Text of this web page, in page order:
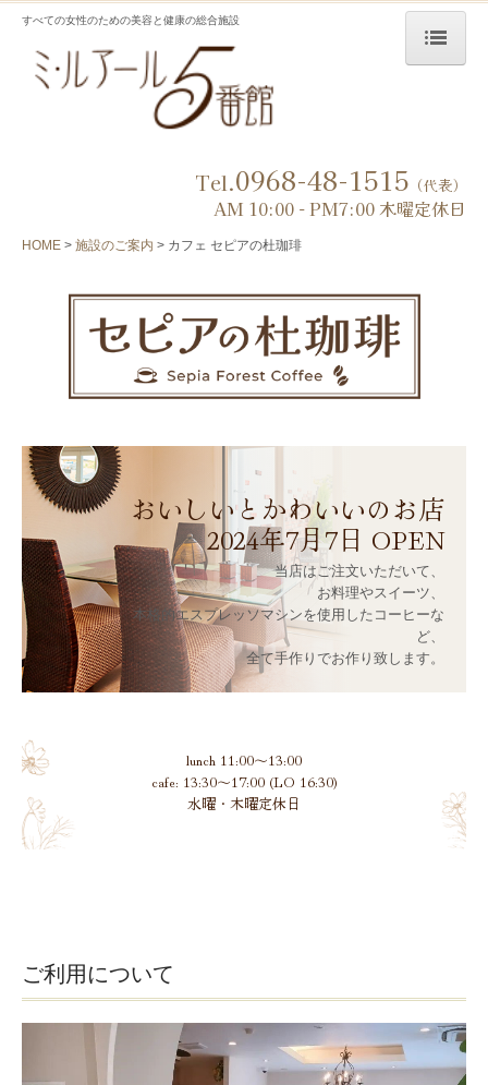
HOME
リラクゼーションエステ
ブライダル
ホットヨガ
パーソナルジム ミルジム
カフェ セピアの杜珈琲
アロマライセンスカレッジ
ギフト券
会社案内
教育事業
採用情報
すべての女性のための美容と健康の総合施設
Tel.0968-48-1515 （代表）
AM 10:00 - PM7:00 木曜定休日
HOME 施設のご案内 カフェ セピアの杜珈琲
おいしいとかわいいのお店
2024年7月7日 OPEN
当店はご注文いただいて、
お料理やスイーツ、
本格的エスプレッソマシンを使用したコーヒーな
ど、
全て手作りでお作り致します。
lunch 11:00～13:00
cafe: 13:30～17:00 (LO 16:30)
水曜・木曜定休日
ご利用について